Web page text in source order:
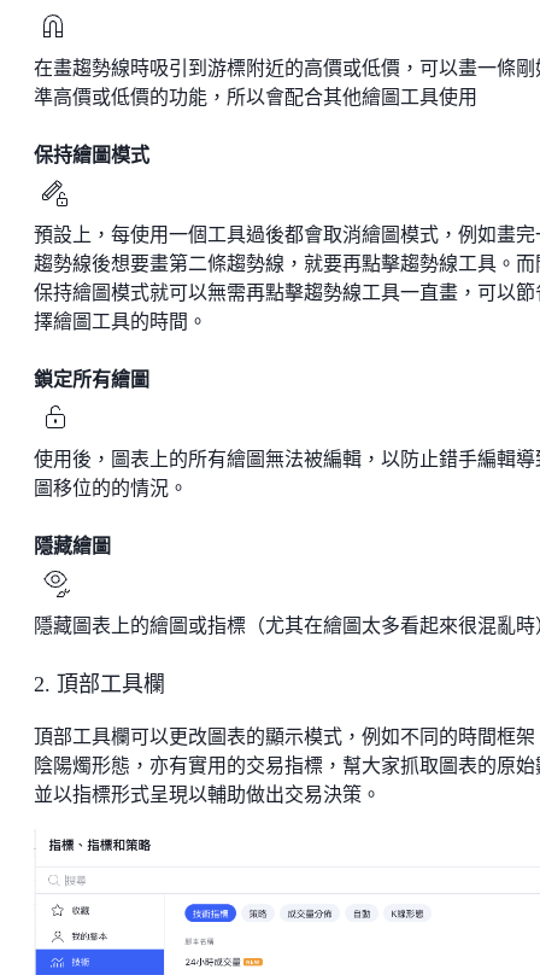
在畫趨勢線時吸引到游標附近的高價或低價，可以畫一條剛
準高價或低價的功能，所以會配合其他繪圖工具使用
保持繪圖模式
預設上，每使用一個工具過後都會取消繪圖模式，例如畫完
趨勢線後想要畫第二條趨勢線，就要再點擊趨勢線工具。而
保持繪圖模式就可以無需再點擊趨勢線工具一直畫，可以節
擇繪圖工具的時間。
鎖定所有繪圖
使用後，圖表上的所有繪圖無法被編輯，以防止錯手編輯導
圖移位的的情況。
隱藏繪圖
隱藏圖表上的繪圖或指標（尤其在繪圖太多看起來很混亂時
2. 頂部工具欄
頂部工具欄可以更改圖表的顯示模式，例如不同的時間框架
陰陽燭形態，亦有實用的交易指標，幫大家抓取圖表的原始
並以指標形式呈現以輔助做出交易決策。